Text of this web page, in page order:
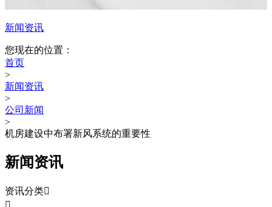
新闻资讯
您现在的位置：
首页
>
新闻资讯
>
公司新闻
>
机房建设中布署新风系统的重要性
新闻资讯
资讯分类
